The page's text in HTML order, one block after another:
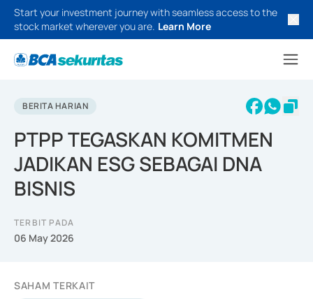
Start your investment journey with seamless access to the
stock market wherever you are. Learn More
BERITA HARIAN
PTPP TEGASKAN KOMITMEN
JADIKAN ESG SEBAGAI DNA
BISNIS
TERBIT PADA
06 May 2026
SAHAM TERKAIT